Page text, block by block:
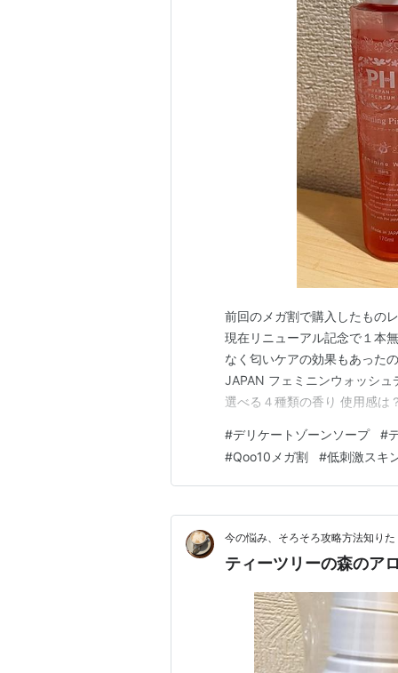
前回のメガ割で購入したもの
現在リニューアル記念で１本
なく匂いケアの効果もあった
JAPAN フェミニンウォッシ
選べる４種類の香り 使用感は
ゾーンケア ２本セット（今だ
で、計３本購入できました。
#デリケートゾーンソープ #
#Qoo10メガ割 #低刺激スキ
今の悩み、そろそろ攻略方法知り
ティーツリーの森のア